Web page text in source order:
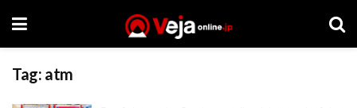
Tag: atm